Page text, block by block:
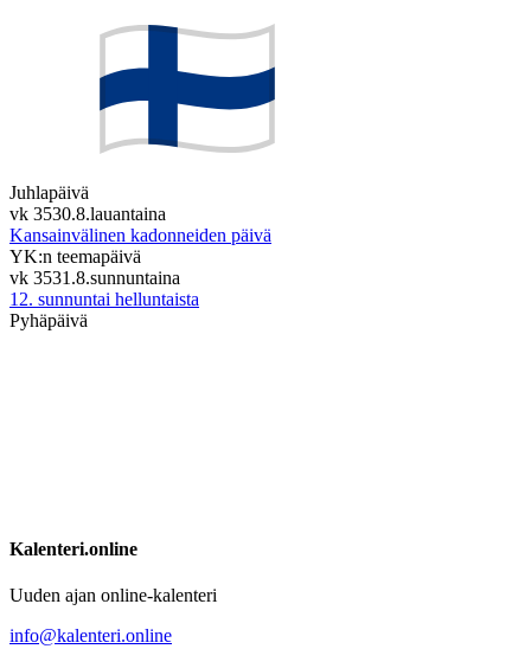
Juhlapäivä
vk 3530.8.lauantaina
Kansainvälinen kadonneiden päivä
YK:n teemapäivä
vk 3531.8.sunnuntaina
12. sunnuntai helluntaista
Pyhäpäivä
Kalenteri.online
Uuden ajan online-kalenteri
info@kalenteri.online